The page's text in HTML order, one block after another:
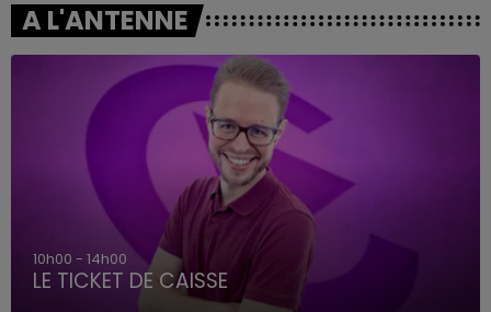
A L'ANTENNE
10h00 - 14h00
LE TICKET DE CAISSE